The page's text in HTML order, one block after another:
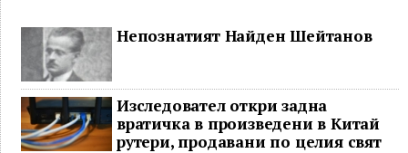
Непознатият Найден Шейтанов
Изследовател откри задна
вратичка в произведени в Китай
рутери, продавани по целия свят